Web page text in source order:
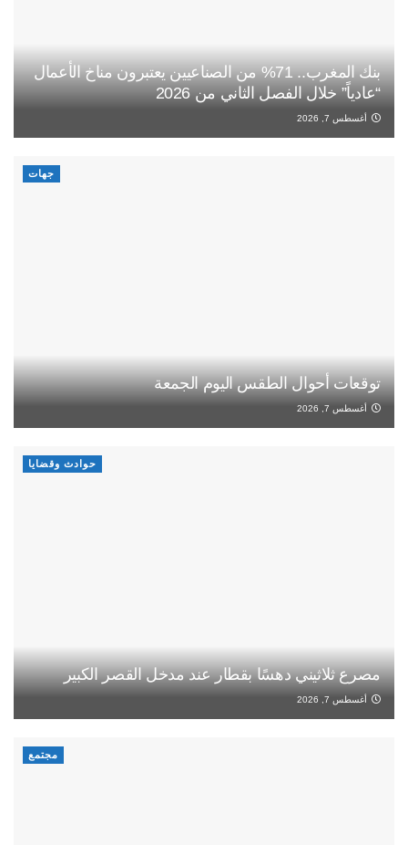
بنك المغرب.. 71% من الصناعيين يعتبرون مناخ الأعمال
“عادياً” خلال الفصل الثاني من 2026
أغسطس 7, 2026
جهات
توقعات أحوال الطقس اليوم الجمعة
أغسطس 7, 2026
حوادث وقضايا
مصرع ثلاثيني دهسًا بقطار عند مدخل القصر الكبير
أغسطس 7, 2026
مجتمع